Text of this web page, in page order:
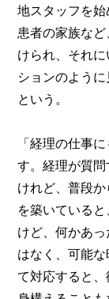
地スタッフを始
患者の家族な
けられ、それ
ションのよう
という。
「経理の仕事
す。経理が質
けれど、普段
を築いている
けど、何かあ
はなく、可能
て対応すると